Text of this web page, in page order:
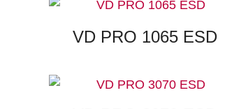
VD PRO 1065 ESD